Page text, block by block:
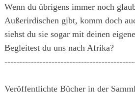
Wenn du übrigens immer noch
Außerirdischen gibt, komm doch
siehst du sie sogar mit deinen
Begleitest du uns nach Afrika?
Veröffentlichte Bücher in der